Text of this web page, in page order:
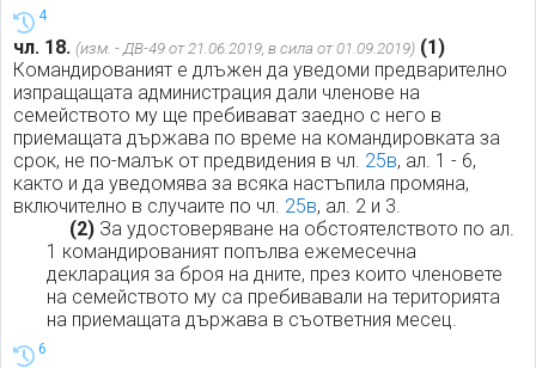
4
чл. 18. (изм. - ДВ-49 от 21.06.2019, в сила от 01.09.2019) (1)
Командированият е длъжен да уведоми предварително
изпращащата администрация дали членове на
семейството му ще пребивават заедно с него в
приемащата държава по време на командировката за
срок, не по-малък от предвидения в чл. 25в, ал. 1 - 6,
както и да уведомява за всяка настъпила промяна,
включително в случаите по чл. 25в, ал. 2 и 3.
(2) За удостоверяване на обстоятелството по ал.
1 командированият попълва ежемесечна
декларация за броя на дните, през които членовете
на семейството му са пребивавали на територията
на приемащата държава в съответния месец.
6